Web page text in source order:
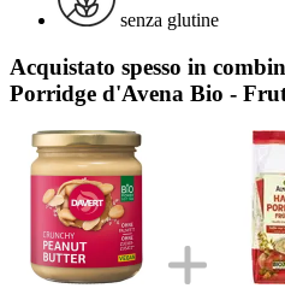
senza glutine
Acquistato spesso in
Porridge d'Avena Bio -